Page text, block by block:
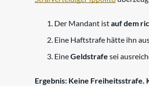
Der Mandant istauf dem
Eine Haftstrafe hätte ihn
EineGeldstrafe sei
Ergebnis: Keine Freiheitsstrafe.